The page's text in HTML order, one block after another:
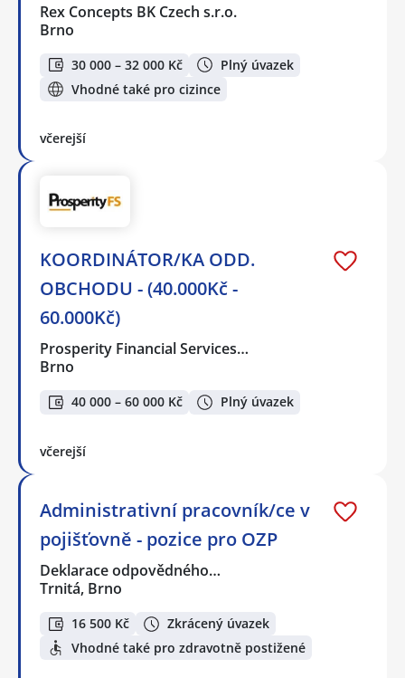
Rex Concepts BK Czech s.r.o.
Brno
30 000 – 32 000 Kč
Plný úvazek
Vhodné také pro cizince
včerejší
KOORDINÁTOR/KA ODD.
OBCHODU - (40.000Kč -
60.000Kč)
Prosperity Financial Services…
Brno
40 000 – 60 000 Kč Plný úvazek
včerejší
Administrativní pracovník/ce v
pojišťovně - pozice pro OZP
Deklarace odpovědného…
Trnitá, Brno
16 500 Kč
Zkrácený úvazek
Vhodné také pro zdravotně postižené